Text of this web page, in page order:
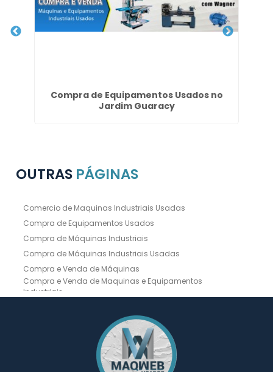
Compra de Equipamentos Usados no
Jardim Guaracy
OUTRAS PÁGINAS
Comercio de Maquinas Industriais Usadas
Compra de Equipamentos Usados
Compra de Máquinas Industriais
Compra de Máquinas Industriais Usadas
Compra e Venda de Máquinas
Compra e Venda de Maquinas e Equipamentos
Industriais
Compra e Venda de Máquinas Operatrizes
Dobradeira CNC Usada
Dobradeira de Chapa Hidráulica Usada
Dobradeira de Chapas
Dobradeira Hidráulica